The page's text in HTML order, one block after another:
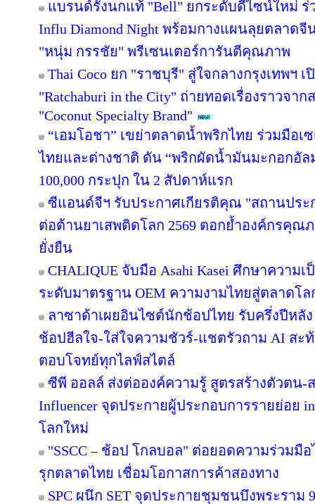
แบรนด์รังนกแท้ "Bell" ยกระดับดีไซน์ใหม่ ร่
Influ Diamond Night พร้อมกางแผนลุยตลาด
"หนุ่ม กรรชัย" พรีเซนเตอร์การันตีคุณภาพ
Thai Coco ยก "ราชบุรี" สู่ใจกลางกรุงเทพฯ เ
"Ratchaburi in the City" ถ่ายทอดเรื่องราวจ
"Coconut Specialty Brand"
“เอมโอชา” เขย่าตลาดน้ำพริกไทย ร่วมมือ
ไทยและต่างชาติ ดัน “พริกผัดน้ำมันมะกอกอั
100,000 กระปุก ใน 2 สัปดาห์แรก
ซีแอนด์จีฯ รับประกาศเกียรติคุณ "สถานปร
ต่อต้านยาเสพติดโลก 2569 ตอกย้ำองค์กรคุณ
ยั่งยืน
CHALIQUE จับมือ Asahi Kasei ศึกษาควา
ระดับมาตรฐาน OEM ความงามไทยสู่ตลาดโล
ลาซาด้าเผยอินไซต์นักช้อปไทย รับครึ่งปีหลัง
ช้อปฮีลใจ-ใส่ใจความชัวร์-แชตรัวถาม AI ส
ตอบโจทย์ทุกไลฟ์สไตล์
ซีพี ออลล์ ส่งต่อองค์ความรู้ สูตรสร้างตัวตน-
Influencer จุดประกายผู้ประกอบการรายย่อย
โลกใหม่
"SSCC – ช้อป โกลบอล" ต่อยอดความร่วมมื
รุกตลาดไทย เชื่อมโอกาสการค้าสองทาง
SPC ผนึก SET จุดประกายชุมชนบึงพระรา